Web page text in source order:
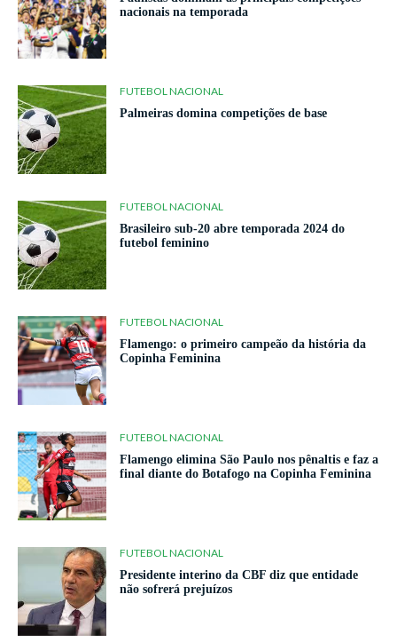
nacionais na temporada
FUTEBOL NACIONAL
Palmeiras domina competições de base
FUTEBOL NACIONAL
Brasileiro sub-20 abre temporada 2024 do
futebol feminino
FUTEBOL NACIONAL
Flamengo: o primeiro campeão da história da
Copinha Feminina
FUTEBOL NACIONAL
Flamengo elimina São Paulo nos pênaltis e faz a
final diante do Botafogo na Copinha Feminina
FUTEBOL NACIONAL
Presidente interino da CBF diz que entidade
não sofrerá prejuízos